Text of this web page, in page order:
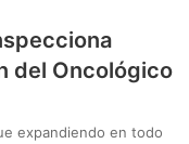
del Oncológico
expandiendo en todo